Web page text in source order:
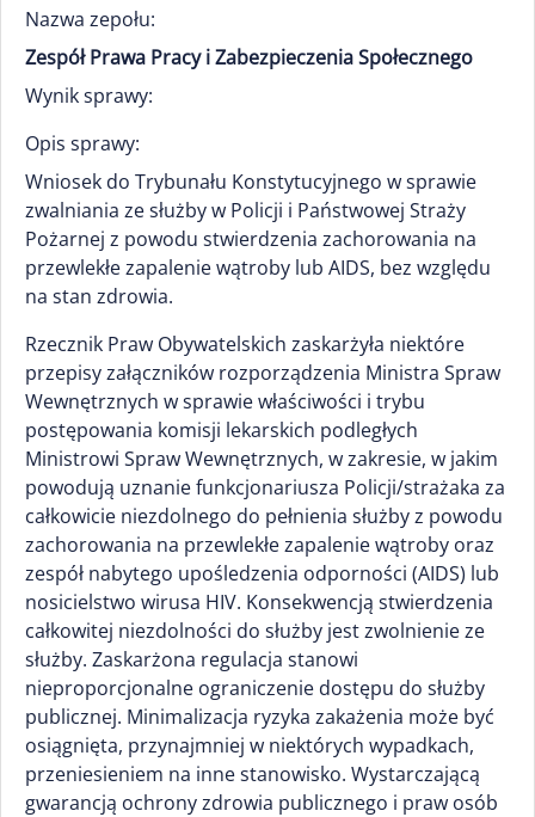
Nazwa zepołu:
Zespół Prawa Pracy i Zabezpieczenia Społecznego
Wynik sprawy:
Opis sprawy:
Wniosek do Trybunału Konstytucyjnego w sprawie
zwalniania ze służby w Policji i Państwowej Straży
Pożarnej z powodu stwierdzenia zachorowania na
przewlekłe zapalenie wątroby lub AIDS, bez względu
na stan zdrowia.
Rzecznik Praw Obywatelskich zaskarżyła niektóre
przepisy załączników rozporządzenia Ministra Spraw
Wewnętrznych w sprawie właściwości i trybu
postępowania komisji lekarskich podległych
Ministrowi Spraw Wewnętrznych, w zakresie, w jakim
powodują uznanie funkcjonariusza Policji/strażaka za
całkowicie niezdolnego do pełnienia służby z powodu
zachorowania na przewlekłe zapalenie wątroby oraz
zespół nabytego upośledzenia odporności (AIDS) lub
nosicielstwo wirusa HIV. Konsekwencją stwierdzenia
całkowitej niezdolności do służby jest zwolnienie ze
służby. Zaskarżona regulacja stanowi
nieproporcjonalne ograniczenie dostępu do służby
publicznej. Minimalizacja ryzyka zakażenia może być
osiągnięta, przynajmniej w niektórych wypadkach,
przeniesieniem na inne stanowisko. Wystarczającą
gwarancją ochrony zdrowia publicznego i praw osób